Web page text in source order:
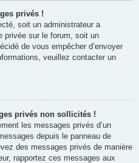
privés !
soit un administrateur a
privée sur le forum, soit un
de vous empêcher d’envoyer
veuillez contacter un
privés non sollicités !
les messages privés d’un
depuis le panneau de
des messages privés de manière
rapportez ces messages aux